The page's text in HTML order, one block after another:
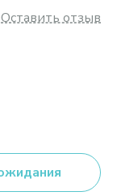
Оставить отзыв